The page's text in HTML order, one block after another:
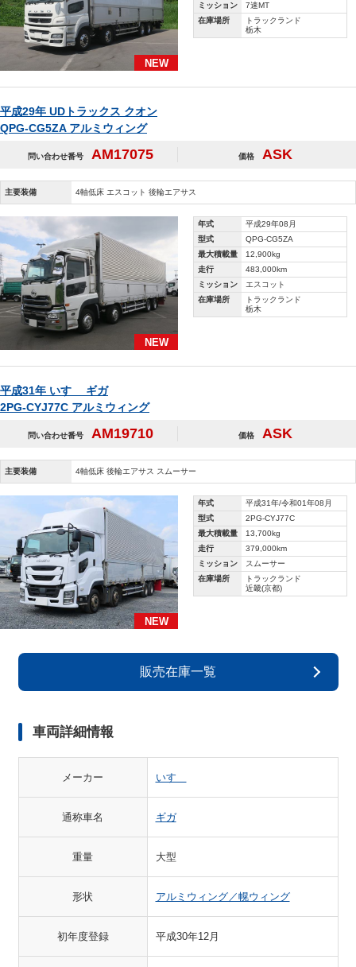
NEW
ミッション
7速MT
在庫場所
トラックランド
栃木
平成29年 UDトラックス クオン
QPG-CG5ZA アルミウィング
問い合わせ番号 AM17075 価格 ASK
主要装備 4軸低床 エスコット 後輪エアサス
NEW
年式
平成29年08月
型式
QPG-CG5ZA
最大積載量
12,900kg
走行
483,000km
ミッション
エスコット
在庫場所
トラックランド
栃木
平成31年 いすゞ ギガ
2PG-CYJ77C アルミウィング
問い合わせ番号 AM19710 価格 ASK
主要装備 4軸低床 後輪エアサス スムーサー
NEW
年式
平成31年/令和01年08月
型式
2PG-CYJ77C
最大積載量
13,700kg
走行
379,000km
ミッション
スムーサー
在庫場所
トラックランド
近畿(京都)
販売在庫一覧
車両詳細情報
メーカー いすゞ
通称車名 ギガ
重量 大型
形状 アルミウィング／幌ウィング
初年度登録 平成30年12月